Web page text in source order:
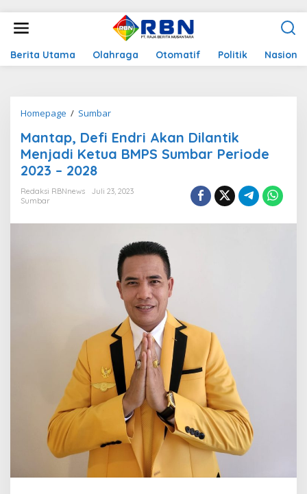
t
Berita Utama Olahraga Otomatif Politik Nasional
Homepage / Sumbar
n
t
a
,
f
k
a
n
D
i
l
a
k
Mantap, Defi Endri Akan Dilantik
Menjadi Ketua BMPS Sumbar Periode
2023 – 2028
Redaksi RBNnews
Juli 23, 2023
Sumbar